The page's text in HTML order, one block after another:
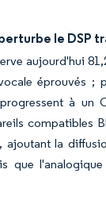
le DSP
aujourd'hui
éprouvés ;
à un
compatibles
ajoutant la
que